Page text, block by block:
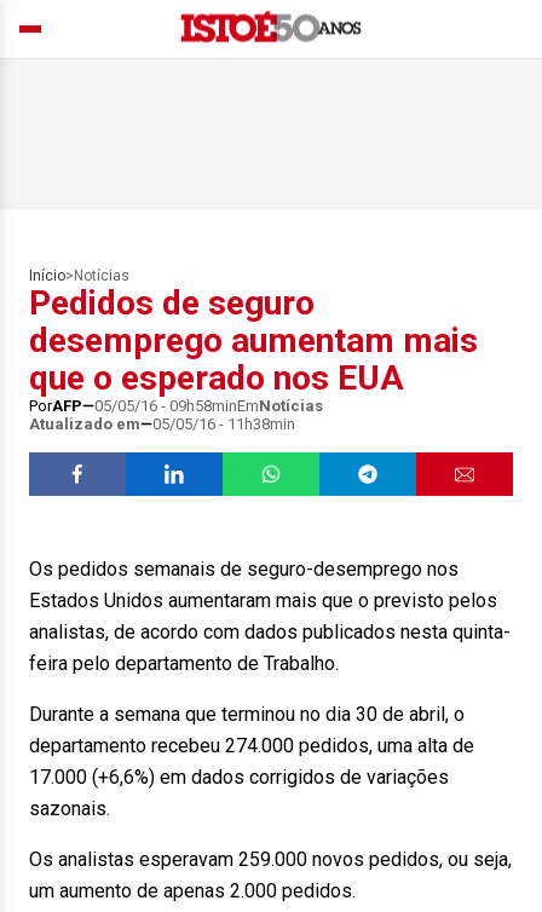
Início> Notícias
Pedidos de seguro
desemprego aumentam mais
que o esperado nos EUA
PorAFP 05/05/16 - 09h58minEmNotícias
Atualizado em
05/05/16 - 11h38min
Os pedidos semanais de seguro-desemprego nos
Estados Unidos aumentaram mais que o previsto pelos
analistas, de acordo com dados publicados nesta quinta-
feira pelo departamento de Trabalho.
Durante a semana que terminou no dia 30 de abril, o
departamento recebeu 274.000 pedidos, uma alta de
17.000 (+6,6%) em dados corrigidos de variações
sazonais.
Os analistas esperavam 259.000 novos pedidos, ou seja,
um aumento de apenas 2.000 pedidos.